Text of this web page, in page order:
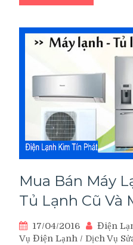
Quận
Tại
Nhà
Mua Bán Máy
Tủ Lạnh Cũ Và
17/04/2016 Điện
Vụ Điện Lạnh / Dịch Vụ